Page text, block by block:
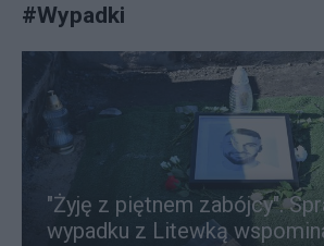
#Wypadki
"Żyję z piętnem zabójcy".
wypadku z Litewką